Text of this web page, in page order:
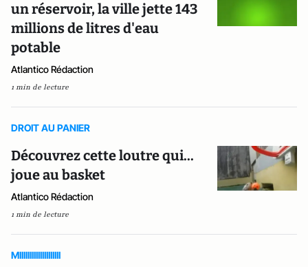
un réservoir, la ville jette 143
millions de litres d'eau
potable
Atlantico Rédaction
1 min de lecture
DROIT AU PANIER
Découvrez cette loutre qui...
joue au basket
Atlantico Rédaction
1 min de lecture
MIIIIIIIIIIIIIIIIIIII